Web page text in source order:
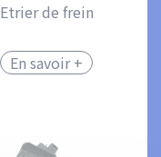
Etrier de frein
En savoir +